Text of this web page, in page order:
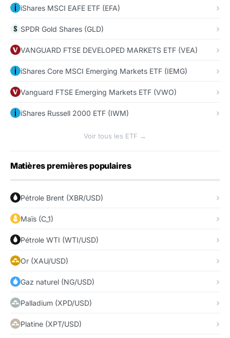
iShares MSCI EAFE ETF (EFA)
SPDR Gold Shares (GLD)
VANGUARD FTSE DEVELOPED MARKETS ETF (VEA)
iShares Core MSCI Emerging Markets ETF (IEMG)
Vanguard FTSE Emerging Markets ETF (VWO)
iShares Russell 2000 ETF (IWM)
Voir tous les ETF →
Matières premières populaires
Pétrole Brent (XBR/USD)
Maïs (C_1)
Pétrole WTI (WTI/USD)
Or (XAU/USD)
Gaz naturel (NG/USD)
Palladium (XPD/USD)
Platine (XPT/USD)